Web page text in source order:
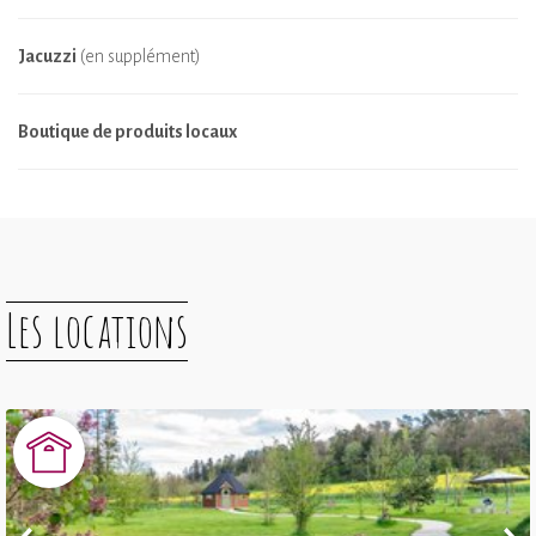
Jacuzzi (en supplément)
Boutique de produits locaux
Les locations